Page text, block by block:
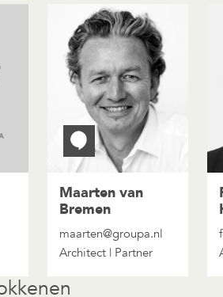
Maarten van
Bremen
maarten@groupa.nl
Architect | Partner